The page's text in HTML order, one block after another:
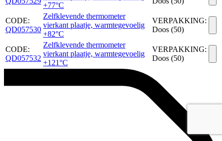
+77°C
CODE:
QD057530
Zelfklevende thermometer
vierkant plaatje, warmtegevoelig
+82°C
VERPAKKING:
Doos (50)
CODE:
QD057532
Zelfklevende thermometer
vierkant plaatje, warmtegevoelig
+121°C
VERPAKKING:
Doos (50)